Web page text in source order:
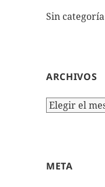
Sin categoría
ARCHIVOS
Archivos
META